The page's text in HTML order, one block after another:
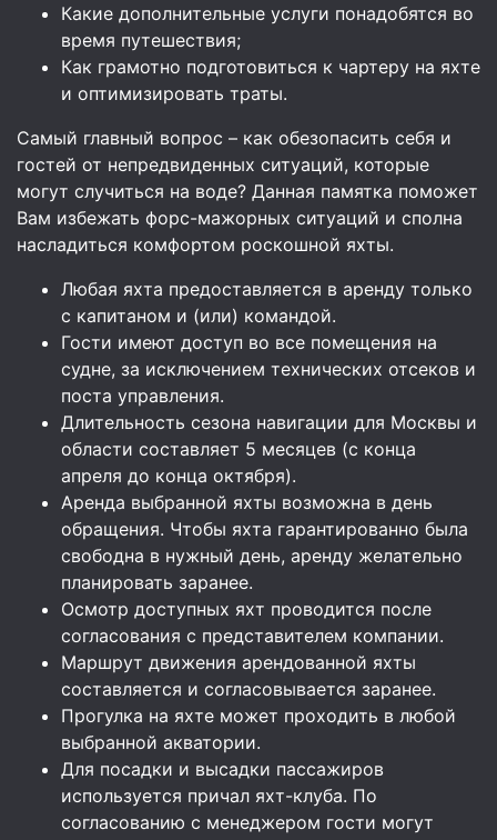
Какие дополнительные услуги понадобятся во
время путешествия;
Как грамотно подготовиться к чартеру на яхте
и оптимизировать траты.
Самый главный вопрос – как обезопасить себя и
гостей от непредвиденных ситуаций, которые
могут случиться на воде? Данная памятка поможет
Вам избежать форс-мажорных ситуаций и сполна
насладиться комфортом роскошной яхты.
Любая яхта предоставляется в аренду только
с капитаном и (или) командой.
Гости имеют доступ во все помещения на
судне, за исключением технических отсеков и
поста управления.
Длительность сезона навигации для Москвы и
области составляет 5 месяцев (с конца
апреля до конца октября).
Аренда выбранной яхты возможна в день
обращения. Чтобы яхта гарантированно была
свободна в нужный день, аренду желательно
планировать заранее.
Осмотр доступных яхт проводится после
согласования с представителем компании.
Маршрут движения арендованной яхты
составляется и согласовывается заранее.
Прогулка на яхте может проходить в любой
выбранной акватории.
Для посадки и высадки пассажиров
используется причал яхт-клуба. По
согласованию с менеджером гости могут